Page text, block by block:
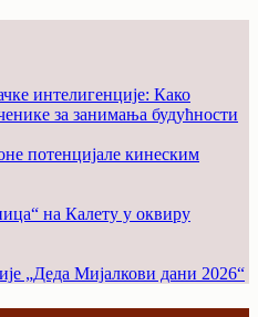
интелигенције: Како
за занимања будућности
потенцијале кинеским
на Калету у оквиру
„Деда Мијалкови дани 2026“